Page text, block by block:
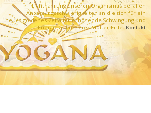
Lichtnahrung unseren Organismus bei allen
Anpassungsschwierigkeiten an die sich für ein
neues goldenes Zeitalter erhöhende Schwingung und
Energie auf unserer Mutter Erde.Kontakt